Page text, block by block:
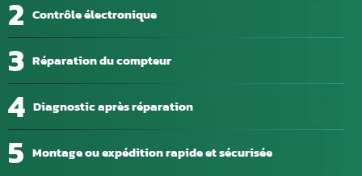
2 Contrôle électronique
3 Réparation du compteur
4 Diagnostic après réparation
5 Montage ou expédition rapide et sécurisée